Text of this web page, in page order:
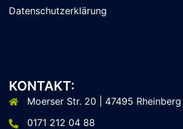
Datenschutzerklärung
KONTAKT:
Moerser Str. 20 | 47495 Rheinberg
0171 212 04 88